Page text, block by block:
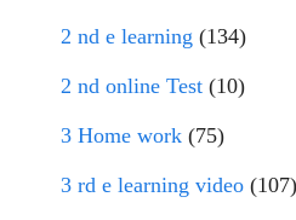
2 nd e learning (134)
2 nd online Test (10)
3 Home work (75)
3 rd e learning video (107)